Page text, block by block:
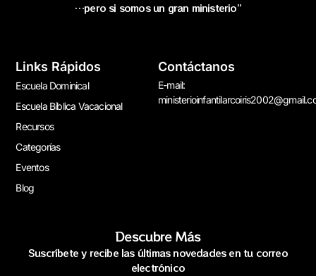
…pero si somos un gran ministerio”
Links Rápidos
Escuela Dominical
Escuela Bíblica Vacacional
Recursos
Categorías
Eventos
Blog
Contáctanos
E-mail:
Descubre Más
Suscríbete y recibe las últimas novedades en tu correo
electrónico